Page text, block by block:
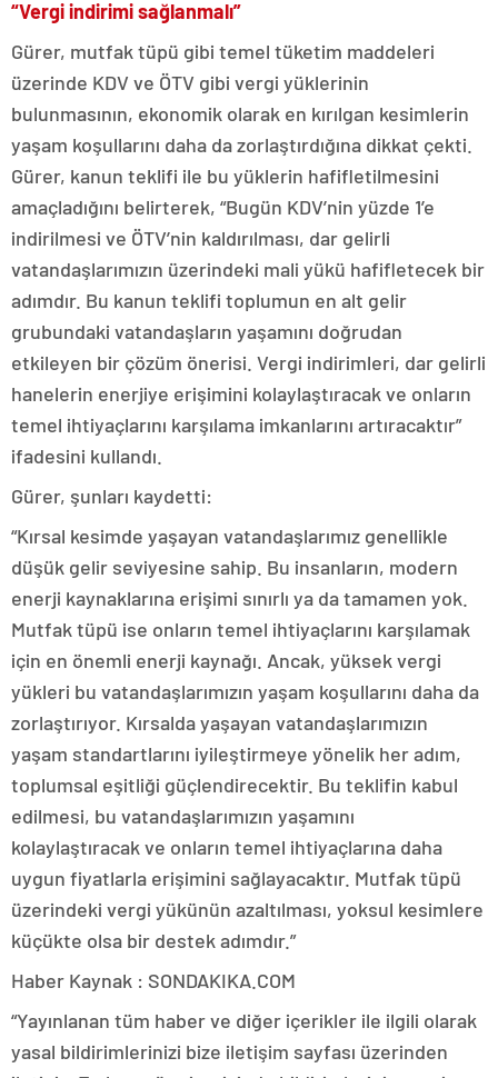
“Vergi indirimi sağlanmalı”
Gürer, mutfak tüpü gibi temel tüketim maddeleri
üzerinde KDV ve ÖTV gibi vergi yüklerinin
bulunmasının, ekonomik olarak en kırılgan kesimlerin
yaşam koşullarını daha da zorlaştırdığına dikkat çekti.
Gürer, kanun teklifi ile bu yüklerin hafifletilmesini
amaçladığını belirterek, “Bugün KDV’nin yüzde 1’e
indirilmesi ve ÖTV’nin kaldırılması, dar gelirli
vatandaşlarımızın üzerindeki mali yükü hafifletecek bir
adımdır. Bu kanun teklifi toplumun en alt gelir
grubundaki vatandaşların yaşamını doğrudan
etkileyen bir çözüm önerisi. Vergi indirimleri, dar gelirli
hanelerin enerjiye erişimini kolaylaştıracak ve onların
temel ihtiyaçlarını karşılama imkanlarını artıracaktır”
ifadesini kullandı.
Gürer, şunları kaydetti:
“Kırsal kesimde yaşayan vatandaşlarımız genellikle
düşük gelir seviyesine sahip. Bu insanların, modern
enerji kaynaklarına erişimi sınırlı ya da tamamen yok.
Mutfak tüpü ise onların temel ihtiyaçlarını karşılamak
için en önemli enerji kaynağı. Ancak, yüksek vergi
yükleri bu vatandaşlarımızın yaşam koşullarını daha da
zorlaştırıyor. Kırsalda yaşayan vatandaşlarımızın
yaşam standartlarını iyileştirmeye yönelik her adım,
toplumsal eşitliği güçlendirecektir. Bu teklifin kabul
edilmesi, bu vatandaşlarımızın yaşamını
kolaylaştıracak ve onların temel ihtiyaçlarına daha
uygun fiyatlarla erişimini sağlayacaktır. Mutfak tüpü
üzerindeki vergi yükünün azaltılması, yoksul kesimlere
küçükte olsa bir destek adımdır.”
Haber Kaynak : SONDAKIKA.COM
“Yayınlanan tüm haber ve diğer içerikler ile ilgili olarak
yasal bildirimlerinizi bize iletişim sayfası üzerinden